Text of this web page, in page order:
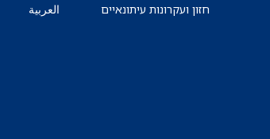
חזון ועקרונות עיתונאיים
العربية